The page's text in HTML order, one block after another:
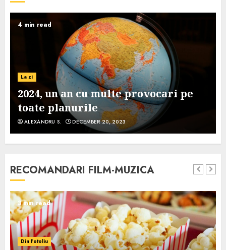
4 min read
La zi
2024, un an cu multe provocari pe
toate planurile
ALEXANDRU S. DECEMBER 20, 2023
RECOMANDARI FILM-MUZICA
3 min read
Din fotoliu